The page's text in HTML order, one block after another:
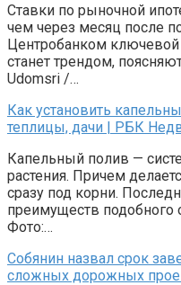
Ставки по рыночной
чем через месяц после
Центробанком ключевой
станет трендом,
Udomsri /…
Как установить
теплицы, дачи | РБК
Капельный полив —
растения. Причем
сразу под корни.
преимуществ подобного
Фото:…
Собянин назвал срок
сложных дорожных